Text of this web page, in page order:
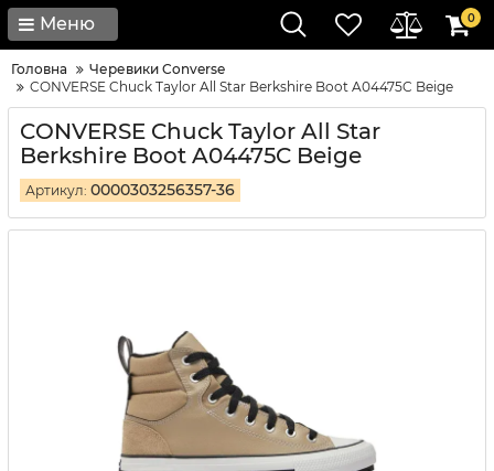
Меню 0
Головна
Черевики Converse
CONVERSE Chuck Taylor All Star Berkshire Boot A04475C Beige
CONVERSE Chuck Taylor All Star
Berkshire Boot A04475C Beige
Артикул: 0000303256357-36